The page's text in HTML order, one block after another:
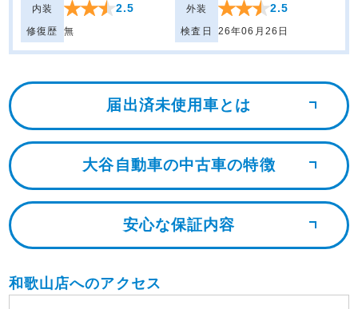
内装 2.5 外装 2.5
修復歴 無 検査日 26年06月26日
届出済未使用車とは
大谷自動車の中古車の特徴
安心な保証内容
和歌山店へのアクセス